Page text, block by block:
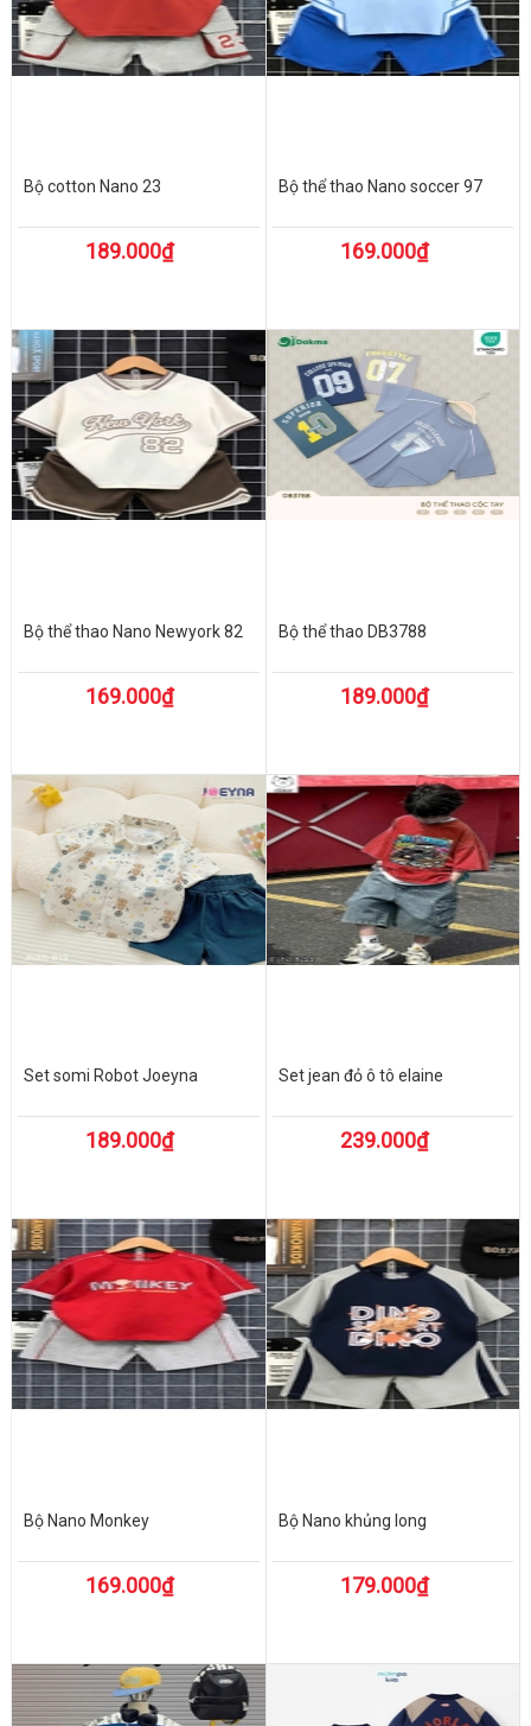
Bộ cotton Nano 23
189.000₫
Bộ thể thao Nano soccer 97
169.000₫
Bộ thể thao Nano Newyork 82
169.000₫
Bộ thể thao DB3788
189.000₫
Set somi Robot Joeyna
189.000₫
Set jean đỏ ô tô elaine
239.000₫
Bộ Nano Monkey
169.000₫
Bộ Nano khủng long
179.000₫